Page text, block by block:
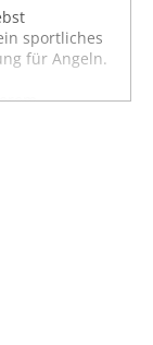
sportliches
für Angeln.
Football &
siehst
für den
beim